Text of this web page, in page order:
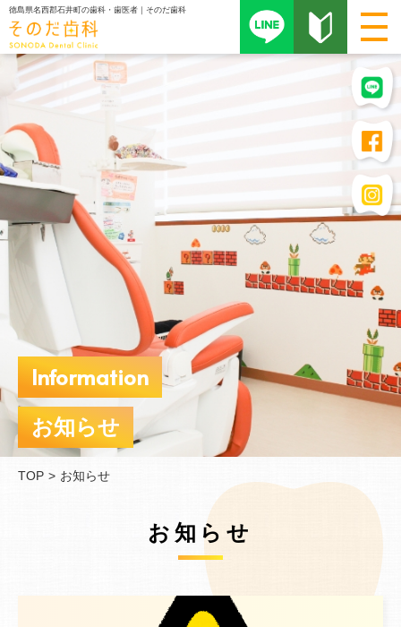
徳島県名西郡石井町の歯科・歯医者｜そのだ歯科
Information
お知らせ
TOP お知らせ
お知らせ